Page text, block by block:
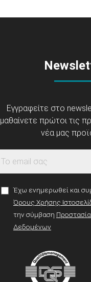
Εγγραφείτε στο
μαθαίνετε πρώτοι τις
νέα μας
Έχω ενημερωθεί και
Όρους Χρήσης
την σύμβαση
Δεδομένων